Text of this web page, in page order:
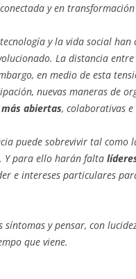
y en
y la vida social han
La distancia
en medio de esta
nuevas maneras de
más abiertas, colaborativas e
puede sobrevivir tal como
Y para ello harán falta
e intereses particulares
síntomas y pensar, con
que viene.